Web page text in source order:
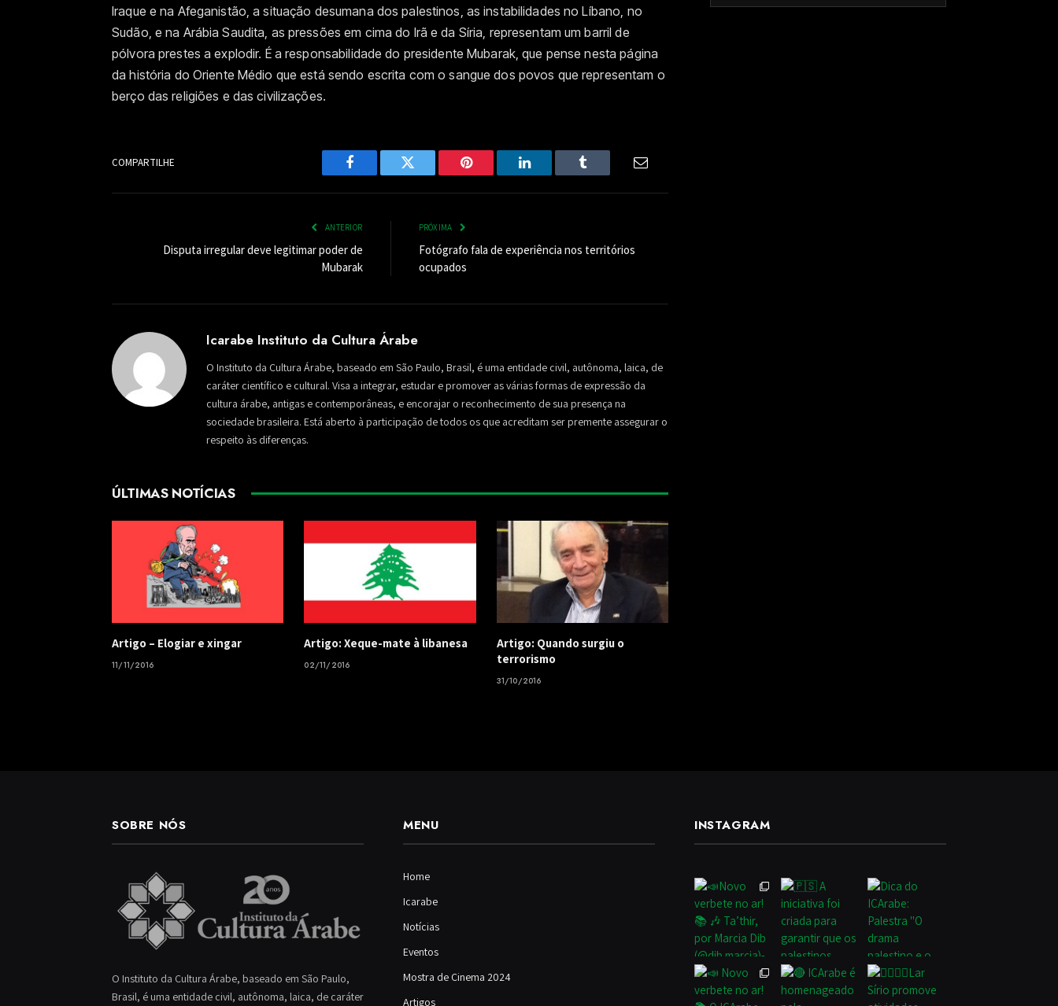
Iraque e na Afeganistão, a situação desumana dos palestinos, as instabilidades no Líbano, no
Sudão, e na Arábia Saudita, as pressões em cima do Irã e da Síria, representam um barril de
pólvora prestes a explodir. É a responsabilidade do presidente Mubarak, que pense nesta página
da história do Oriente Médio que está sendo escrita com o sangue dos povos que representam o
berço das religiões e das civilizações.
COMPARTILHE
Facebook Twitter Pinterest LinkedIn Tumblr Email
ANTERIOR
Disputa irregular deve legitimar poder de
Mubarak
PRÓXIMA
Fotógrafo fala de experiência nos territórios
ocupados
Icarabe Instituto da Cultura Árabe
O Instituto da Cultura Árabe, baseado em São Paulo, Brasil, é uma entidade civil, autônoma, laica, de
caráter científico e cultural. Visa a integrar, estudar e promover as várias formas de expressão da
cultura árabe, antigas e contemporâneas, e encorajar o reconhecimento de sua presença na
sociedade brasileira. Está aberto à participação de todos os que acreditam ser premente assegurar o
respeito às diferenças.
ÚLTIMAS NOTÍCIAS
​Artigo – ​Elogiar e xingar
11/11/2016
Artigo: Xeque-mate à libanesa
02/11/2016
Artigo: Quando surgiu o
terrorismo
31/10/2016
SOBRE NÓS
O Instituto da Cultura Árabe, baseado em São Paulo,
Brasil, é uma entidade civil, autônoma, laica, de caráter
MENU
Home
Icarabe
Notícias
Eventos
Mostra de Cinema 2024
Artigos
INSTAGRAM